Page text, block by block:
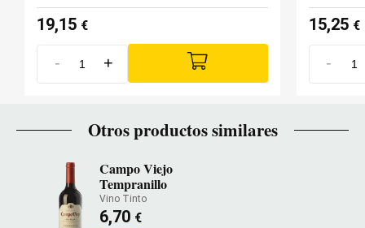
19,15 €
- +
15,25 €
-
Otros productos similares
Campo Viejo
Tempranillo
Vino Tinto
6,70 €